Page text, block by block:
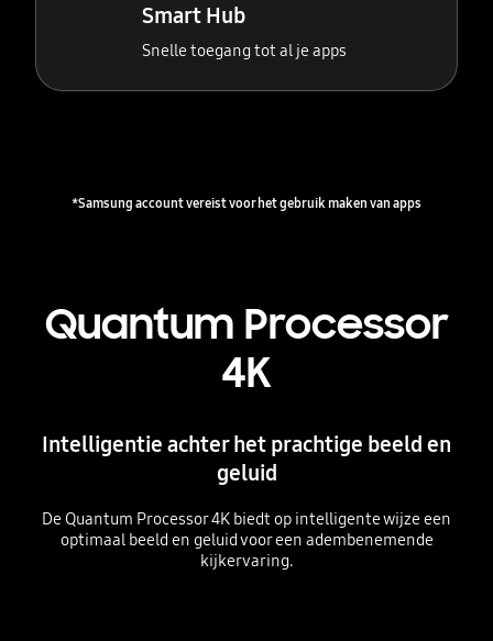
Smart Hub
Snelle toegang tot al je apps
*Samsung account vereist voor het gebruik maken van apps
Quantum Processor
4K
Intelligentie achter het prachtige beeld en
geluid
De Quantum Processor 4K biedt op intelligente wijze een
optimaal beeld en geluid voor een adembenemende
kijkervaring.